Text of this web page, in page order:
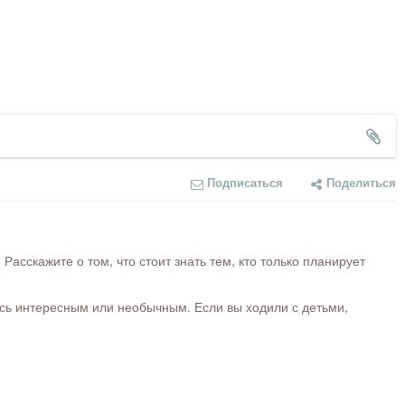
Подписаться Поделиться
о том, что стоит знать тем, кто только планирует
интересным или необычным. Если вы ходили с детьми,